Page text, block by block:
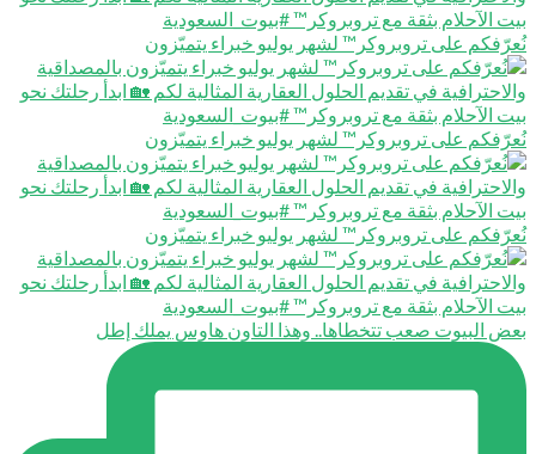
على تروبروكر™️ لشهر يوليو خبراء يتميّزون
على تروبروكر™️ لشهر يوليو خبراء يتميّزون
على تروبروكر™️ لشهر يوليو خبراء يتميّزون
البيوت صعب تتخطاها.. وهذا التاون هاوس يملك إطل